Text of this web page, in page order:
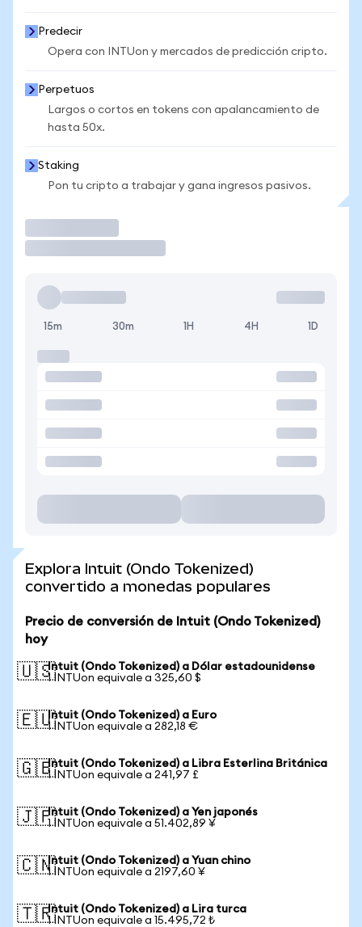
Predecir
Opera con INTUon y mercados de predicción cripto.
Perpetuos
Largos o cortos en tokens con apalancamiento de
hasta 50x.
Staking
Pon tu cripto a trabajar y gana ingresos pasivos.
15m 30m 1H 4H 1D
Explora Intuit (Ondo Tokenized)
convertido a monedas populares
Precio de conversión de Intuit (Ondo Tokenized)
hoy
🇺🇸Intuit (Ondo Tokenized) a Dólar estadounidense
1 INTUon equivale a 325,60 $
🇪🇺Intuit (Ondo Tokenized) a Euro
1 INTUon equivale a 282,18 €
🇬🇧Intuit (Ondo Tokenized) a Libra Esterlina Británica
1 INTUon equivale a 241,97 £
🇯🇵Intuit (Ondo Tokenized) a Yen japonés
1 INTUon equivale a 51.402,89 ¥
🇨🇳Intuit (Ondo Tokenized) a Yuan chino
1 INTUon equivale a 2197,60 ¥
🇹🇷Intuit (Ondo Tokenized) a Lira turca
1 INTUon equivale a 15.495,72 ₺